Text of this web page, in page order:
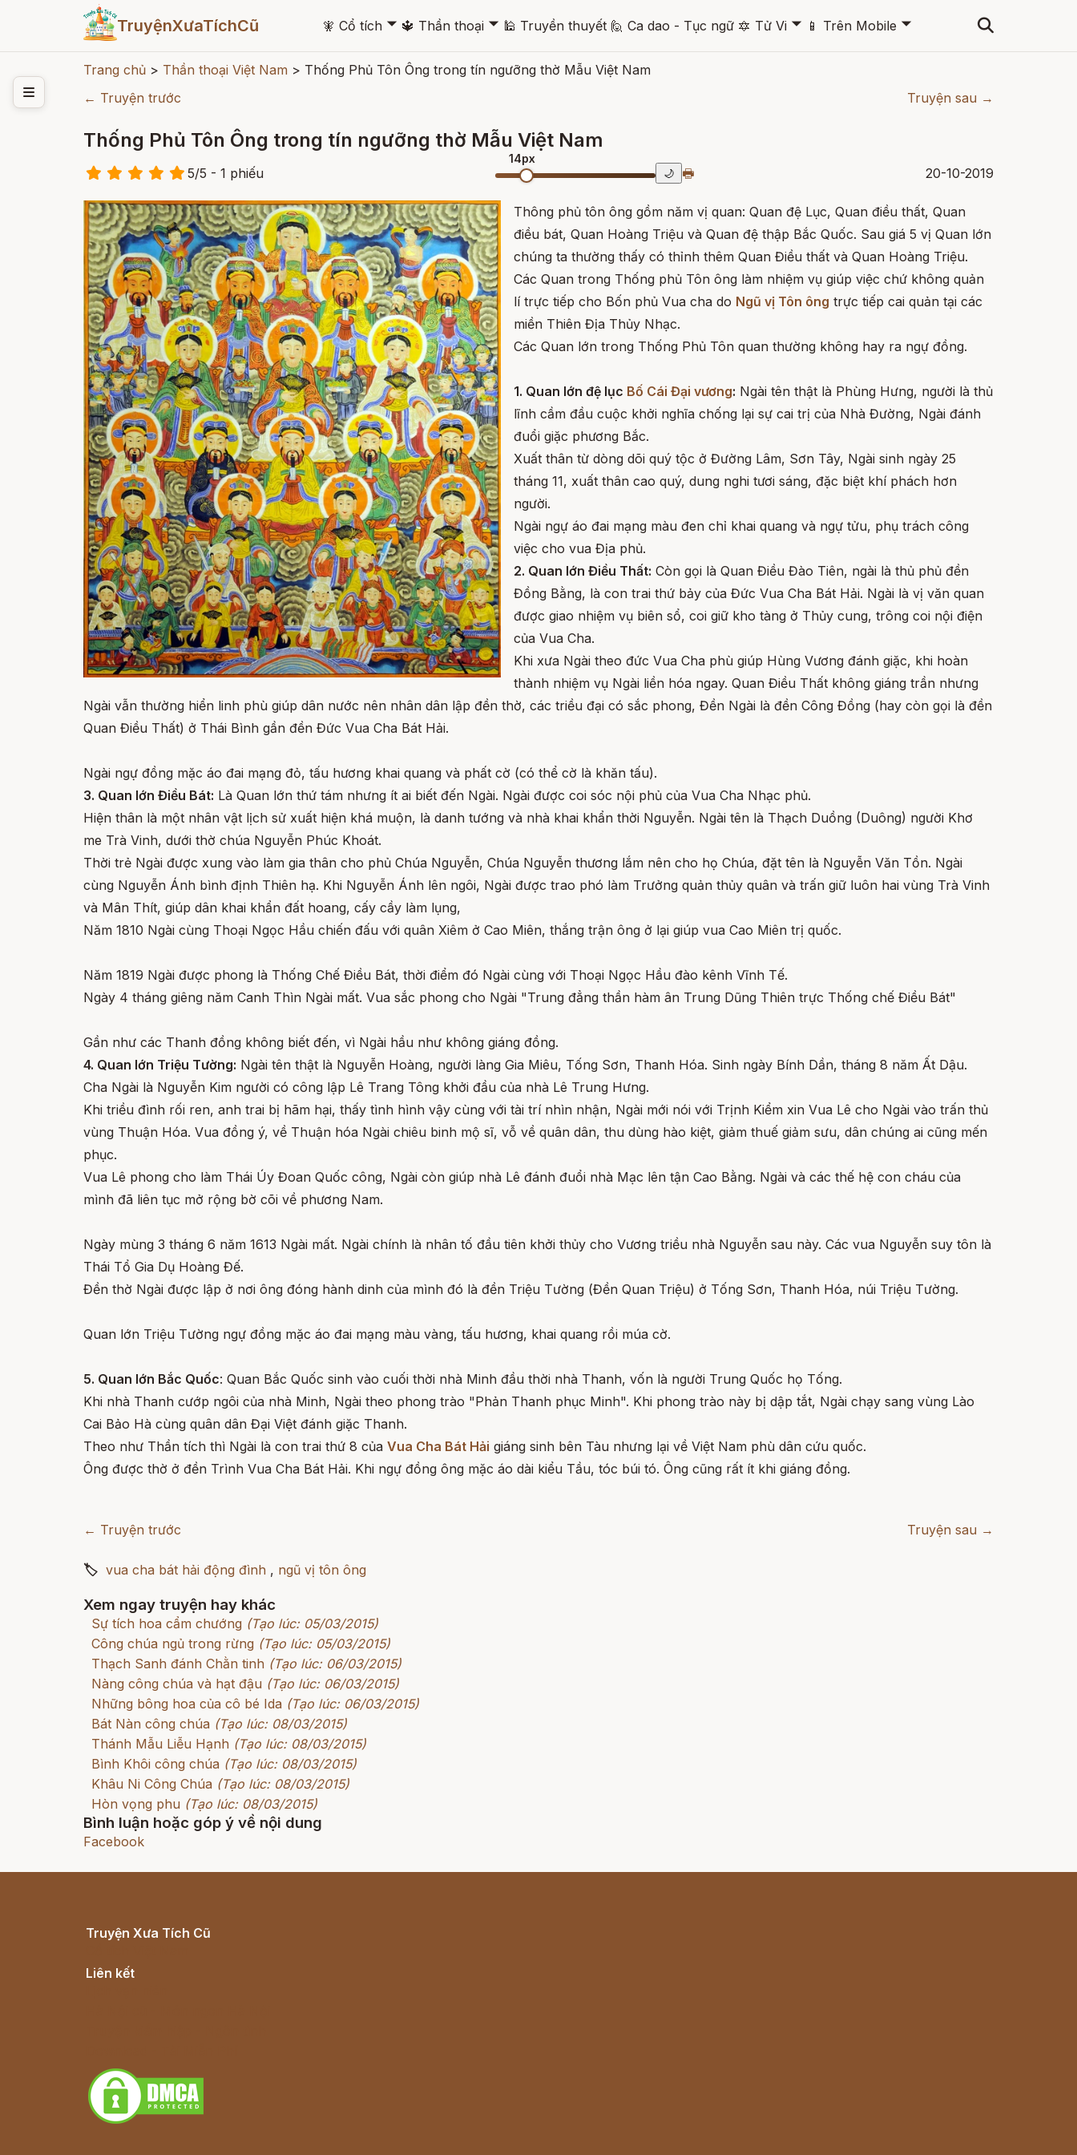
TruyệnXưaTíchCũ 🧚 Cổ tích 🞃 🔱 Thần thoại 🞃 🕌 Truyền thuyết 🙋 Ca dao - Tục ngữ 🔯 Tử Vi 🞃 📱 Trên Mobile 🞃
Trang chủ > Thần thoại Việt Nam > Thống Phủ Tôn Ông trong tín ngưỡng thờ Mẫu Việt Nam
← Truyện trước
Truyện sau →
Thống Phủ Tôn Ông trong tín ngưỡng thờ Mẫu Việt Nam
5/5 - 1 phiếu
14px
🌙 🖶 20-10-2019
Thông phủ tôn ông gồm năm vị quan: Quan đệ Lục, Quan điều thất, Quan
điều bát, Quan Hoàng Triệu và Quan đệ thập Bắc Quốc. Sau giá 5 vị Quan lớn
chúng ta thường thấy có thỉnh thêm Quan Điều thất và Quan Hoàng Triệu.
Các Quan trong Thống phủ Tôn ông làm nhiệm vụ giúp việc chứ không quản
lí trực tiếp cho Bốn phủ Vua cha do Ngũ vị Tôn ông trực tiếp cai quản tại các
miền Thiên Địa Thủy Nhạc.
Các Quan lớn trong Thống Phủ Tôn quan thường không hay ra ngự đồng.
1. Quan lớn đệ lục Bố Cái Đại vương: Ngài tên thật là Phùng Hưng, người là thủ
lĩnh cầm đầu cuộc khởi nghĩa chống lại sự cai trị của Nhà Đường, Ngài đánh
đuổi giặc phương Bắc.
Xuất thân từ dòng dõi quý tộc ở Đường Lâm, Sơn Tây, Ngài sinh ngày 25
tháng 11, xuất thân cao quý, dung nghi tươi sáng, đặc biệt khí phách hơn
người.
Ngài ngự áo đai mạng màu đen chỉ khai quang và ngự tửu, phụ trách công
việc cho vua Địa phủ.
2. Quan lớn Điều Thất: Còn gọi là Quan Điều Đào Tiên, ngài là thủ phủ đền
Đồng Bằng, là con trai thứ bảy của Đức Vua Cha Bát Hải. Ngài là vị văn quan
được giao nhiệm vụ biên sổ, coi giữ kho tàng ở Thủy cung, trông coi nội điện
của Vua Cha.
Khi xưa Ngài theo đức Vua Cha phù giúp Hùng Vương đánh giặc, khi hoàn
thành nhiệm vụ Ngài liền hóa ngay. Quan Điều Thất không giáng trần nhưng
Ngài vẫn thường hiển linh phù giúp dân nước nên nhân dân lập đền thờ, các triều đại có sắc phong, Đền Ngài là đền Công Đồng (hay còn gọi là đền
Quan Điều Thất) ở Thái Bình gần đền Đức Vua Cha Bát Hải.
Ngài ngự đồng mặc áo đai mạng đỏ, tấu hương khai quang và phất cờ (có thể cờ là khăn tấu).
3. Quan lớn Điều Bát: Là Quan lớn thứ tám nhưng ít ai biết đến Ngài. Ngài được coi sóc nội phủ của Vua Cha Nhạc phủ.
Hiện thân là một nhân vật lịch sử xuất hiện khá muộn, là danh tướng và nhà khai khẩn thời Nguyễn. Ngài tên là Thạch Duồng (Duông) người Khơ
me Trà Vinh, dưới thờ chúa Nguyễn Phúc Khoát.
Thời trẻ Ngài được xung vào làm gia thân cho phủ Chúa Nguyễn, Chúa Nguyễn thương lắm nên cho họ Chúa, đặt tên là Nguyễn Văn Tồn. Ngài
cùng Nguyễn Ánh bình định Thiên hạ. Khi Nguyễn Ánh lên ngôi, Ngài được trao phó làm Trưởng quản thủy quân và trấn giữ luôn hai vùng Trà Vinh
và Mân Thít, giúp dân khai khẩn đất hoang, cấy cầy làm lụng,
Năm 1810 Ngài cùng Thoại Ngọc Hầu chiến đấu với quân Xiêm ở Cao Miên, thắng trận ông ở lại giúp vua Cao Miên trị quốc.
Năm 1819 Ngài được phong là Thống Chế Điều Bát, thời điểm đó Ngài cùng với Thoại Ngọc Hầu đào kênh Vĩnh Tế.
Ngày 4 tháng giêng năm Canh Thìn Ngài mất. Vua sắc phong cho Ngài "Trung đẳng thần hàm ân Trung Dũng Thiên trực Thống chế Điều Bát"
Gần như các Thanh đồng không biết đến, vì Ngài hầu như không giáng đồng.
4. Quan lớn Triệu Tường: Ngài tên thật là Nguyễn Hoàng, người làng Gia Miêu, Tống Sơn, Thanh Hóa. Sinh ngày Bính Dần, tháng 8 năm Ất Dậu.
Cha Ngài là Nguyễn Kim người có công lập Lê Trang Tông khởi đầu của nhà Lê Trung Hưng.
Khi triều đình rối ren, anh trai bị hãm hại, thấy tình hình vậy cùng với tài trí nhìn nhận, Ngài mới nói với Trịnh Kiểm xin Vua Lê cho Ngài vào trấn thủ
vùng Thuận Hóa. Vua đồng ý, về Thuận hóa Ngài chiêu binh mộ sĩ, vỗ về quân dân, thu dùng hào kiệt, giảm thuế giảm sưu, dân chúng ai cũng mến
phục.
Vua Lê phong cho làm Thái Úy Đoan Quốc công, Ngài còn giúp nhà Lê đánh đuổi nhà Mạc lên tận Cao Bằng. Ngài và các thế hệ con cháu của
mình đã liên tục mở rộng bờ cõi về phương Nam.
Ngày mùng 3 tháng 6 năm 1613 Ngài mất. Ngài chính là nhân tố đầu tiên khởi thủy cho Vương triều nhà Nguyễn sau này. Các vua Nguyễn suy tôn là
Thái Tổ Gia Dụ Hoàng Đế.
Đền thờ Ngài được lập ở nơi ông đóng hành dinh của mình đó là đền Triệu Tường (Đền Quan Triệu) ở Tống Sơn, Thanh Hóa, núi Triệu Tường.
Quan lớn Triệu Tường ngự đồng mặc áo đai mạng màu vàng, tấu hương, khai quang rồi múa cờ.
5. Quan lớn Bắc Quốc: Quan Bắc Quốc sinh vào cuối thời nhà Minh đầu thời nhà Thanh, vốn là người Trung Quốc họ Tống.
Khi nhà Thanh cướp ngôi của nhà Minh, Ngài theo phong trào "Phản Thanh phục Minh". Khi phong trào này bị dập tắt, Ngài chạy sang vùng Lào
Cai Bảo Hà cùng quân dân Đại Việt đánh giặc Thanh.
Theo như Thần tích thì Ngài là con trai thứ 8 của Vua Cha Bát Hải giáng sinh bên Tàu nhưng lại về Việt Nam phù dân cứu quốc.
Ông được thờ ở đền Trình Vua Cha Bát Hải. Khi ngự đồng ông mặc áo dài kiểu Tầu, tóc búi tó. Ông cũng rất ít khi giáng đồng.
← Truyện trước Truyện sau →
🏷 vua cha bát hải động đình , ngũ vị tôn ông
Xem ngay truyện hay khác
Sự tích hoa cẩm chướng (Tạo lúc: 05/03/2015)
Công chúa ngủ trong rừng (Tạo lúc: 05/03/2015)
Thạch Sanh đánh Chằn tinh (Tạo lúc: 06/03/2015)
Nàng công chúa và hạt đậu (Tạo lúc: 06/03/2015)
Những bông hoa của cô bé Ida (Tạo lúc: 06/03/2015)
Bát Nàn công chúa (Tạo lúc: 08/03/2015)
Thánh Mẫu Liễu Hạnh (Tạo lúc: 08/03/2015)
Bình Khôi công chúa (Tạo lúc: 08/03/2015)
Khâu Ni Công Chúa (Tạo lúc: 08/03/2015)
Hòn vọng phu (Tạo lúc: 08/03/2015)
Bình luận hoặc góp ý về nội dung
Facebook
Truyện Xưa Tích Cũ
Liên kết